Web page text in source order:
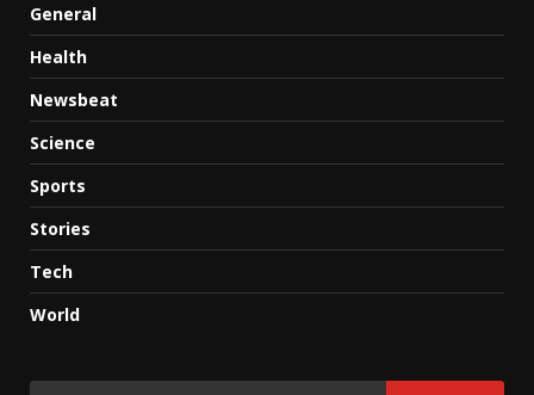
General
Health
Newsbeat
Science
Sports
Stories
Tech
World